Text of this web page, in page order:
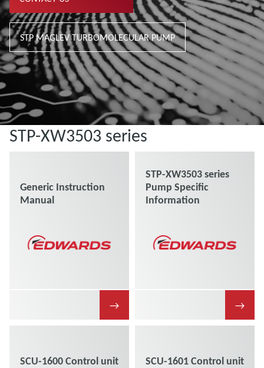
STP MAGLEV TURBOMOLECULAR PUMP
STP-XW3503 series
Generic Instruction
Manual
→
STP-XW3503 series
Pump Specific
Information
→
SCU-1600 Control unit SCU-1601 Control unit